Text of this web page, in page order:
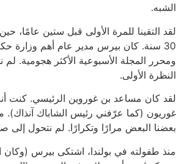
الشبه.
لقد التقينا للمرة الأولى قبل ستين عامًا،
30 سنة. كان بيرس مدير عام أهم وزارة
ومحرر المجلة الأسبوعية الأكثر هجومية.
النظرة الأولى.
لقد كان مساعد بن غوروين الرئيسي. كنت أنا
غوريون (كما عرّفني رئيس الشاباك آنذاك).
بعضنا البعض مرارًا وتكرارًا. لم نتحول إلى
منذ طفولته في بولندا، اشتكى بيرس (وكان